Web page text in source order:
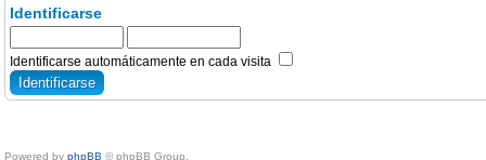
Identificarse
Identificarse automáticamente en cada visita
Powered by phpBB © phpBB Group.